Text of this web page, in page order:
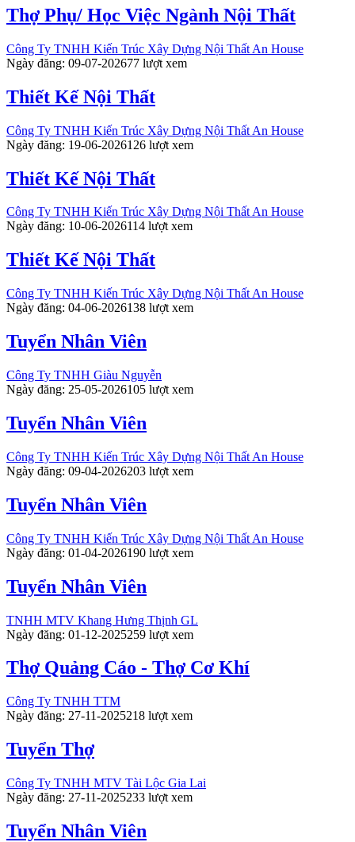
Thợ Phụ/ Học Việc Ngành Nội Thất
Công Ty TNHH Kiến Trúc Xây Dựng Nội Thất An House
Ngày đăng: 09-07-202677 lượt xem
Thiết Kế Nội Thất
Công Ty TNHH Kiến Trúc Xây Dựng Nội Thất An House
Ngày đăng: 19-06-2026126 lượt xem
Thiết Kế Nội Thất
Công Ty TNHH Kiến Trúc Xây Dựng Nội Thất An House
Ngày đăng: 10-06-2026114 lượt xem
Thiết Kế Nội Thất
Công Ty TNHH Kiến Trúc Xây Dựng Nội Thất An House
Ngày đăng: 04-06-2026138 lượt xem
Tuyển Nhân Viên
Công Ty TNHH Giàu Nguyễn
Ngày đăng: 25-05-2026105 lượt xem
Tuyển Nhân Viên
Công Ty TNHH Kiến Trúc Xây Dựng Nội Thất An House
Ngày đăng: 09-04-2026203 lượt xem
Tuyển Nhân Viên
Công Ty TNHH Kiến Trúc Xây Dựng Nội Thất An House
Ngày đăng: 01-04-2026190 lượt xem
Tuyển Nhân Viên
TNHH MTV Khang Hưng Thịnh GL
Ngày đăng: 01-12-2025259 lượt xem
Thợ Quảng Cáo - Thợ Cơ Khí
Công Ty TNHH TTM
Ngày đăng: 27-11-2025218 lượt xem
Tuyển Thợ
Công Ty TNHH MTV Tài Lộc Gia Lai
Ngày đăng: 27-11-2025233 lượt xem
Tuyển Nhân Viên